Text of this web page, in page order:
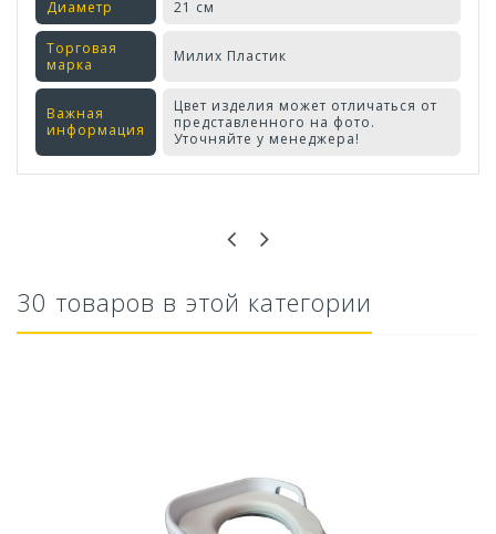
Диаметр 21 см
Торговая
марка
Милих Пластик
Важная
информация
Цвет изделия может отличаться от
представленного на фото.
Уточняйте у менеджера!
30 товаров в этой категории